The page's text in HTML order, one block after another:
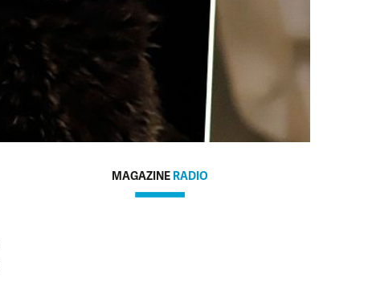
MAGAZINE RADIO